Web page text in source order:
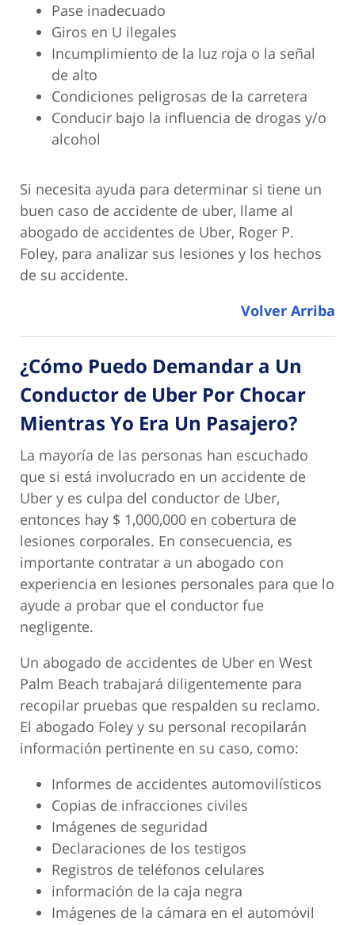
Pase inadecuado
Giros en U ilegales
Incumplimiento de la luz roja o la señal
de alto
Condiciones peligrosas de la carretera
Conducir bajo la influencia de drogas y/o
alcohol
Si necesita ayuda para determinar si tiene un
buen caso de accidente de uber, llame al
abogado de accidentes de Uber, Roger P.
Foley, para analizar sus lesiones y los hechos
de su accidente.
Volver Arriba
¿Cómo Puedo Demandar a Un
Conductor de Uber Por Chocar
Mientras Yo Era Un Pasajero?
La mayoría de las personas han escuchado
que si está involucrado en un accidente de
Uber y es culpa del conductor de Uber,
entonces hay $ 1,000,000 en cobertura de
lesiones corporales. En consecuencia, es
importante contratar a un abogado con
experiencia en lesiones personales para que lo
ayude a probar que el conductor fue
negligente.
Un abogado de accidentes de Uber en West
Palm Beach trabajará diligentemente para
recopilar pruebas que respalden su reclamo.
El abogado Foley y su personal recopilarán
información pertinente en su caso, como:
Informes de accidentes automovilísticos
Copias de infracciones civiles
Imágenes de seguridad
Declaraciones de los testigos
Registros de teléfonos celulares
información de la caja negra
Imágenes de la cámara en el automóvil